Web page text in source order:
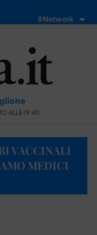
Il Network
ALLE 19:40
VACCINALI
MEDICI